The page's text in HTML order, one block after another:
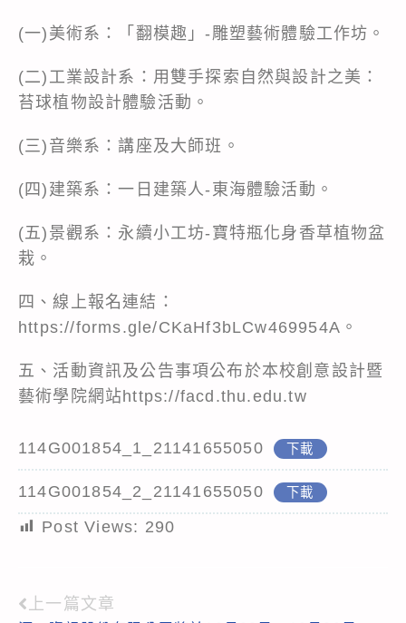
(一)美術系：「翻模趣」‐雕塑藝術體驗工作坊。
(二)工業設計系：用雙手探索自然與設計之美：
苔球植物設計體驗活動。
(三)音樂系：講座及大師班。
(四)建築系：一日建築人-東海體驗活動。
(五)景觀系：永續小工坊-寶特瓶化身香草植物盆
栽。
四、線上報名連結：
https://forms.gle/CKaHf3bLCw469954A。
五、活動資訊及公告事項公布於本校創意設計暨
藝術學院網站https://facd.thu.edu.tw
114G001854_1_21141655050 下載
114G001854_2_21141655050 下載
Post Views: 290
Read
上一篇文章